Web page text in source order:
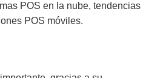
POS en la nube, tendencias
POS móviles.